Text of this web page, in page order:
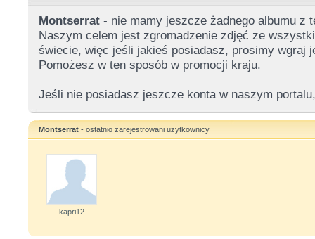
Montserrat - nie mamy jeszcze żadnego albumu z
Naszym celem jest zgromadzenie zdjęć ze
świecie, więc jeśli jakieś posiadasz, prosimy wgraj
Pomożesz w ten sposób w promocji kraju.
Jeśli nie posiadasz jeszcze konta w naszym
Montserrat - ostatnio zarejestrowani użytkownicy
kapri12